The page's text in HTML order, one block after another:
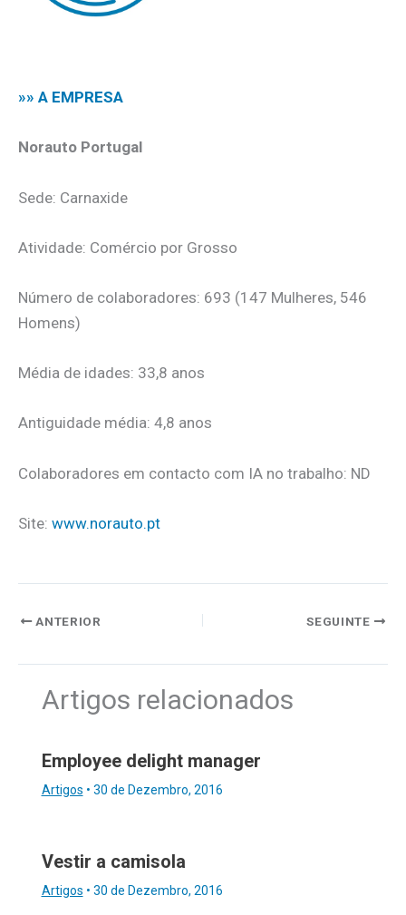
»» A EMPRESA
Norauto Portugal
Sede: Carnaxide
Atividade: Comércio por Grosso
Número de colaboradores: 693 (147 Mulheres, 546
Homens)
Média de idades: 33,8 anos
Antiguidade média: 4,8 anos
Colaboradores em contacto com IA no trabalho: ND
Site: www.norauto.pt
ANTERIOR SEGUINTE
Artigos relacionados
Employee delight manager
Artigos • 30 de Dezembro, 2016
Vestir a camisola
Artigos • 30 de Dezembro, 2016